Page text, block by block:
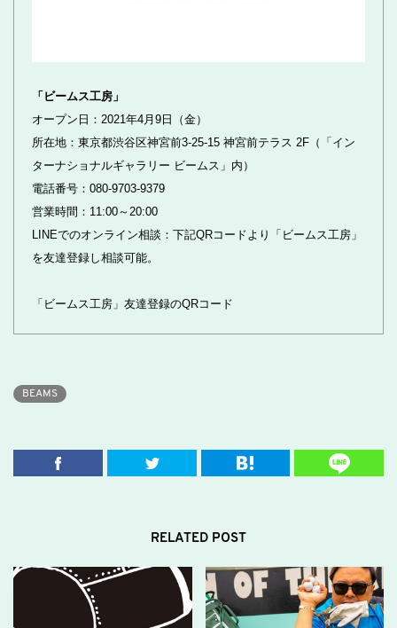
「ビームス工房」
オープン日：2021年4月9日（金）
所在地：東京都渋谷区神宮前3-25-15 神宮前テラス 2F（「イン
ターナショナルギャラリー ビームス」内）
電話番号：080-9703-9379
営業時間：11:00～20:00
LINEでのオンライン相談：下記QRコードより「ビームス工房」
を友達登録し相談可能。
「ビームス工房」友達登録のQRコード
BEAMS
RELATED POST